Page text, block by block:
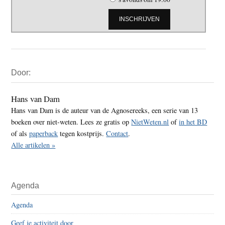
Sidebar
Door:
Hans van Dam
Hans van Dam is de auteur van de Agnosereeks, een serie van 13
boeken over niet-weten. Lees ze gratis opNietWeten.nl ofin het BD
of alspaperback tegen kostprijs.Contact.
Alle artikelen »
Agenda
Agenda
Geef je activiteit door